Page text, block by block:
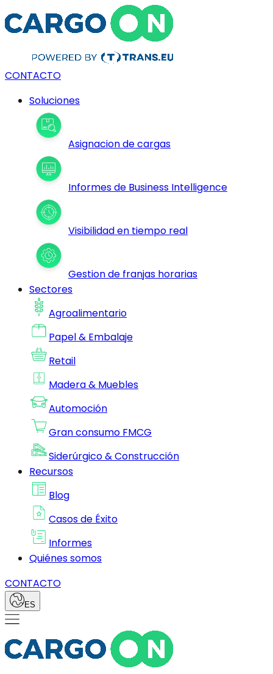
CONTACTO
Soluciones
Asignacion de cargas
Informes de Business Intelligence
Visibilidad en tiempo real
Gestion de franjas horarias
Sectores
Agroalimentario
Papel & Embalaje
Retail
Madera & Muebles
Automoción
Gran consumo FMCG
Siderúrgico & Construcción
Recursos
Blog
Casos de Éxito
Informes
Quiénes somos
CONTACTO
ES